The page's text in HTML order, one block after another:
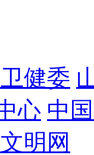
健委
心 中
明网